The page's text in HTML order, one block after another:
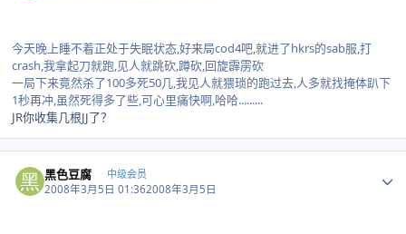
今天晚上睡不着正处于失眠状态,好来局cod4吧,就进了hkrs的sab服,打
crash,我拿起刀就跑,见人就跳砍,蹲砍,回旋霹雳砍
一局下来竟然杀了100多死50几,我见人就猥琐的跑过去,人多就找掩体趴下
1秒再冲,虽然死得多了些,可心里痛快啊,哈哈.........
JR你收集几根JJ了？
黑色豆腐 中级会员
2008年3月5日 01:362008年3月5日